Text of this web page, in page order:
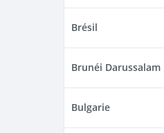
Brésil
Brunéi Darussalam
Bulgarie